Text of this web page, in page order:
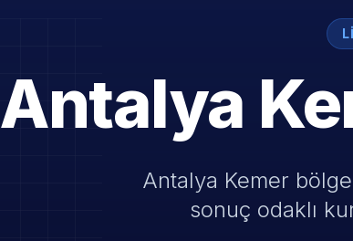
Antalya
Antalya Kemer
sonuç odaklı